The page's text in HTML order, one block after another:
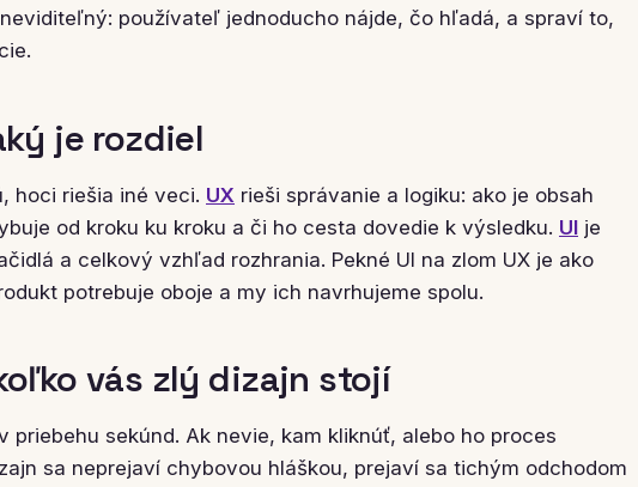
používateľ jednoducho nájde, čo hľadá, a spraví to,
je rozdiel
hoci riešia iné veci. UX rieši správanie a logiku: ako je obsah
od kroku ku kroku a či ho cesta dovedie k výsledku. UI je
a celkový vzhľad rozhrania. Pekné UI na zlom UX je ako
potrebuje oboje a my ich navrhujeme spolu.
vás zlý dizajn stojí
priebehu sekúnd. Ak nevie, kam kliknúť, alebo ho proces
sa neprejaví chybovou hláškou, prejaví sa tichým odchodom